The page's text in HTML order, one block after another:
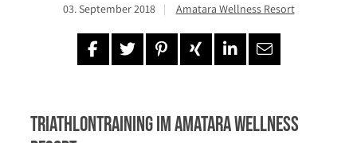
03. September 2018 Amatara Wellness Resort
Triathlontraining im Amatara Wellness